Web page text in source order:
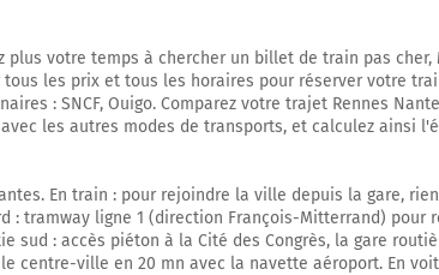
plus votre temps à chercher un billet de train pas cher,
tous les prix et tous les horaires pour réserver votre
: SNCF, Ouigo. Comparez votre trajet Rennes
les autres modes de transports, et calculez ainsi
En train : pour rejoindre la ville depuis la gare,
: tramway ligne 1 (direction François-Mitterrand) pour
sud : accès piéton à la Cité des Congrès, la gare
centre-ville en 20 mn avec la navette aéroport. En